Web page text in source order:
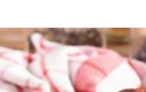
Polityka